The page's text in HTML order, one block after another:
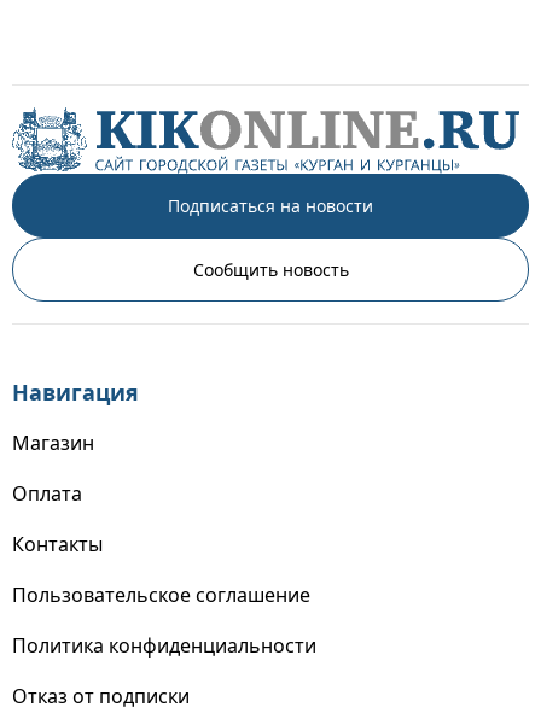
Подписаться на новости
Сообщить новость
Навигация
Магазин
Оплата
Контакты
Пользовательское соглашение
Политика конфиденциальности
Отказ от подписки